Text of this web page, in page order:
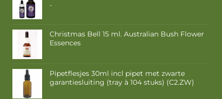
-Prijsklasse:
€ 17,50
Christmas Bell 15 ml. Australian Bush Flower
Essences
Pipetflesjes 30ml incl pipet met zwarte
garantiesluiting (tray à 104 stuks) (C2.ZW)